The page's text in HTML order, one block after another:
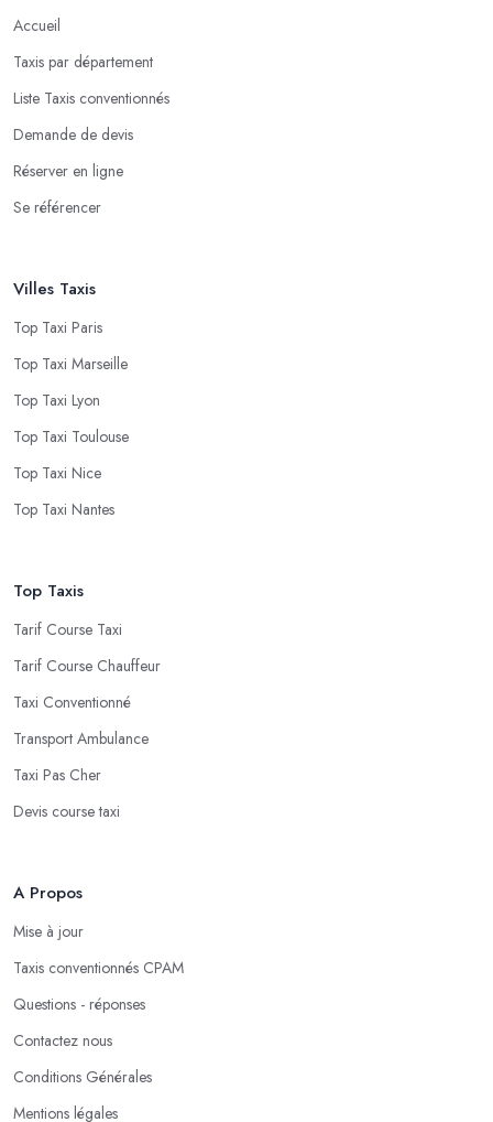
Accueil
Taxis par département
Liste Taxis conventionnés
Demande de devis
Réserver en ligne
Se référencer
Villes Taxis
Top Taxi Paris
Top Taxi Marseille
Top Taxi Lyon
Top Taxi Toulouse
Top Taxi Nice
Top Taxi Nantes
Top Taxis
Tarif Course Taxi
Tarif Course Chauffeur
Taxi Conventionné
Transport Ambulance
Taxi Pas Cher
Devis course taxi
A Propos
Mise à jour
Taxis conventionnés CPAM
Questions - réponses
Contactez nous
Conditions Générales
Mentions légales